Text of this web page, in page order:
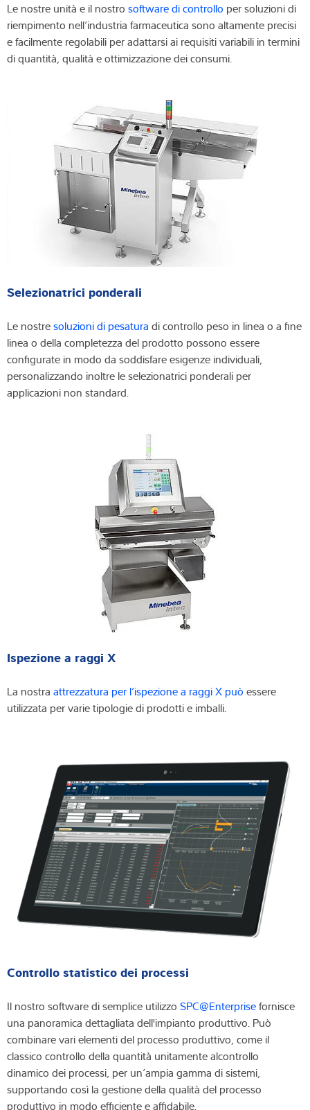
Le nostre unità e il nostro software di controllo per soluzioni di
riempimento nell’industria farmaceutica sono altamente precisi
e facilmente regolabili per adattarsi ai requisiti variabili in termini
di quantità, qualità e ottimizzazione dei consumi.
Selezionatrici ponderali
Le nostresoluzioni di pesatura di controllo peso in linea o a fine
linea o della completezza del prodotto possono essere
configurate in modo da soddisfare esigenze individuali,
personalizzando inoltre le selezionatrici ponderali per
applicazioni non standard.
Ispezione a raggi X
La nostra attrezzatura per l’ispezione a raggi X può essere
utilizzata per varie tipologie di prodotti e imballi.
Controllo statistico dei processi
Il nostro software di semplice utilizzo SPC@Enterprisefornisce
una panoramica dettagliata dell'impianto produttivo. Può
combinare vari elementi del processo produttivo, come il
classico controllo della quantità unitamente alcontrollo
dinamico dei processi, per un’ampia gamma di sistemi,
supportando così la gestione della qualità del processo
produttivo in modo efficiente e affidabile.